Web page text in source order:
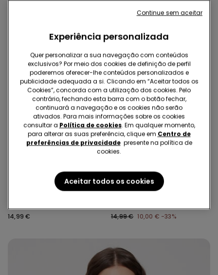
Prague
14,99 €
Renda Reciclada
11 Cores
Renda Reciclada Wien
14,99 € 10,00 € -33%
Experiência personalizada
Quer personalizar a sua navegação com conteúdos
exclusivos? Por meio dos cookies de definição de perfil
poderemos oferecer-lhe conteúdos personalizados e
publicidade adequada a si. Clicando em “Aceitar todos os
Cookies”, concorda com a utilização dos cookies. Pelo
contrário, fechando esta barra com o botão fechar,
continuará a navegação e os cookies não serão
ativados. Para mais informações sobre os cookies
consultar a Política de cookies. Em qualquer momento,
para alterar as suas preferência, clique em Centro de
preferências de privacidadepresente na política de
cookies.
Aceitar todos os cookies
Continue sem aceitar